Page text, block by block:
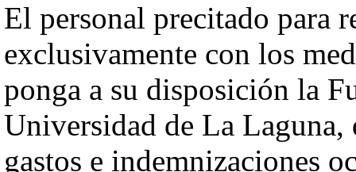
El personal precitado para
exclusivamente con los
ponga a su disposición la
Universidad de La Laguna,
gastos e indemnizaciones